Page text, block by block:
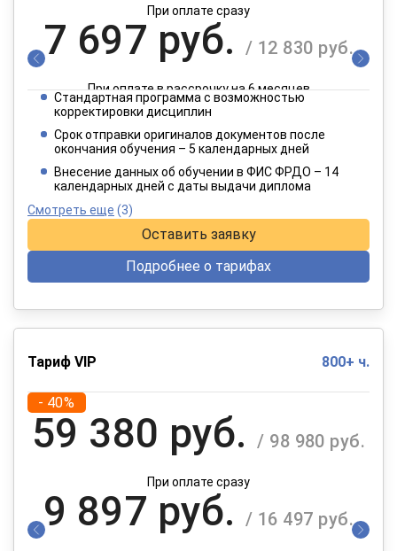
При оплате сразу
7 697 руб. / 12 830 руб.
При оплате в рассрочку на 6 месяцев
3 849 руб.
При оплате в рассрочку на 12 месяцев
Стандартная программа с возможностью
корректировки дисциплин
Срок отправки оригиналов документов после
окончания обучения – 5 календарных дней
Внесение данных об обучении в ФИС ФРДО – 14
календарных дней с даты выдачи диплома
Смотреть еще (3)
Оставить заявку
Подробнее о тарифах
Тариф VIP 800+ ч.
- 40%
59 380 руб. / 98 980 руб.
При оплате сразу
9 897 руб. / 16 497 руб.